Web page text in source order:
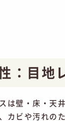
：目地
は壁・床・天
カビや汚れの